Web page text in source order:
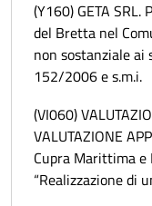
(Y160) GETA
del Bretta nel
non sostanziale ai
152/2006 e s.m.i.
(VI060)
VALUTAZIONE
Cupra Marittima e
“Realizzazione di